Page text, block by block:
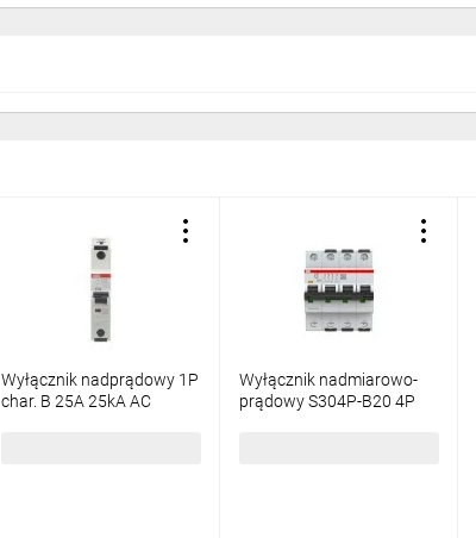
Wyłącznik nadprądowy 1P
char. B 25A 25kA AC
Wyłącznik nadmiarowo-
prądowy S304P-B20 4P